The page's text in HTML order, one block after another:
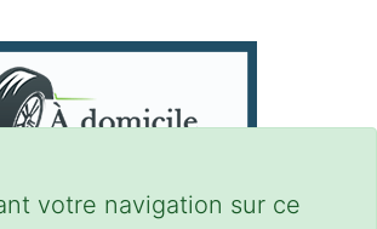
votre navigation sur ce